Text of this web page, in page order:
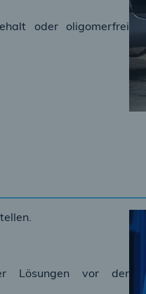
oder oligomerfrei
Lösungen vor der